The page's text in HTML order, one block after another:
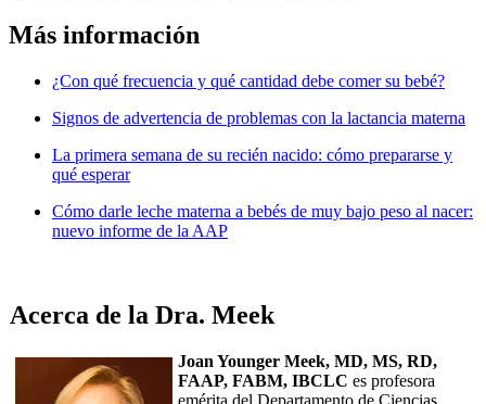
Más inf​​ormación
¿Con qué frecuencia y qué cantidad debe comer su bebé?
Signos de advertencia de problemas con la la​ctancia materna
La primera semana de su recién nacido: cómo prepararse y
qué esperar
Cómo darle leche materna a bebés de muy bajo peso al nacer:
nuevo informe de la AAP
​​​Acerca de la Dra. Meek
Joan Younger Meek, MD, MS, RD,
FAAP, FABM, IBCLC es profesora
emérita del Departamento de Ciencias